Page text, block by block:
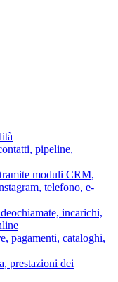
pipeline,
moduli CRM,
telefono, e-
incarichi,
pagamenti, cataloghi,
prestazioni dei